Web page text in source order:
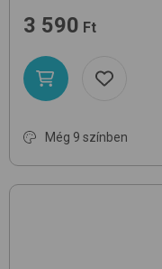
3 590 Ft
Még 9 színben